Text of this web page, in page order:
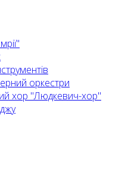
оркестри
хор "Людкевич-хор"